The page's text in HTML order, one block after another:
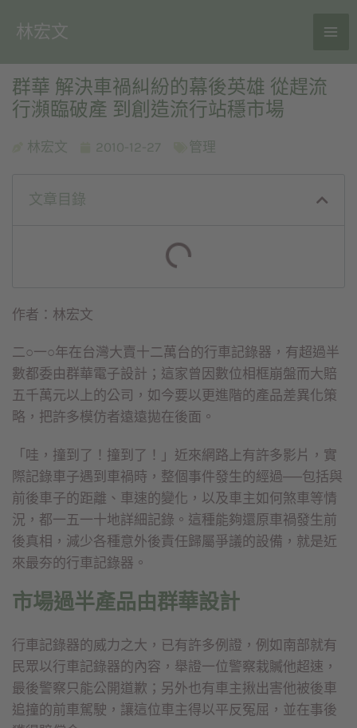
林宏文
群華 解決車禍糾紛的幕後英雄 從趕流
行瀕臨破產 到創造流行站穩市場
林宏文 2010-12-27 管理
文章目錄
作者：林宏文
二○一○年在台灣大賣十二萬台的行車記錄器，有超過半
數都委由群華電子設計；這家曾因數位相框崩盤而大賠
五千萬元以上的公司，如今要以更進階的產品差異化策
略，把許多模仿者遠遠拋在後面。
「哇，撞到了！撞到了！」近來網路上有許多影片，實
際記錄車子遇到車禍時，整個事件發生的經過──包括與
前後車子的距離、車速的變化，以及車主如何煞車等情
況，都一五一十地詳細記錄。這種能夠還原車禍發生前
後真相，減少各種意外後責任歸屬爭議的設備，就是近
來最夯的行車記錄器。
市場過半產品由群華設計
行車記錄器的威力之大，已有許多例證，例如南部就有
民眾以行車記錄器的內容，舉證一位警察栽贓他超速，
最後警察只能公開道歉；另外也有車主揪出害他被後車
追撞的前車駕駛，讓這位車主得以平反冤屈，並在事後